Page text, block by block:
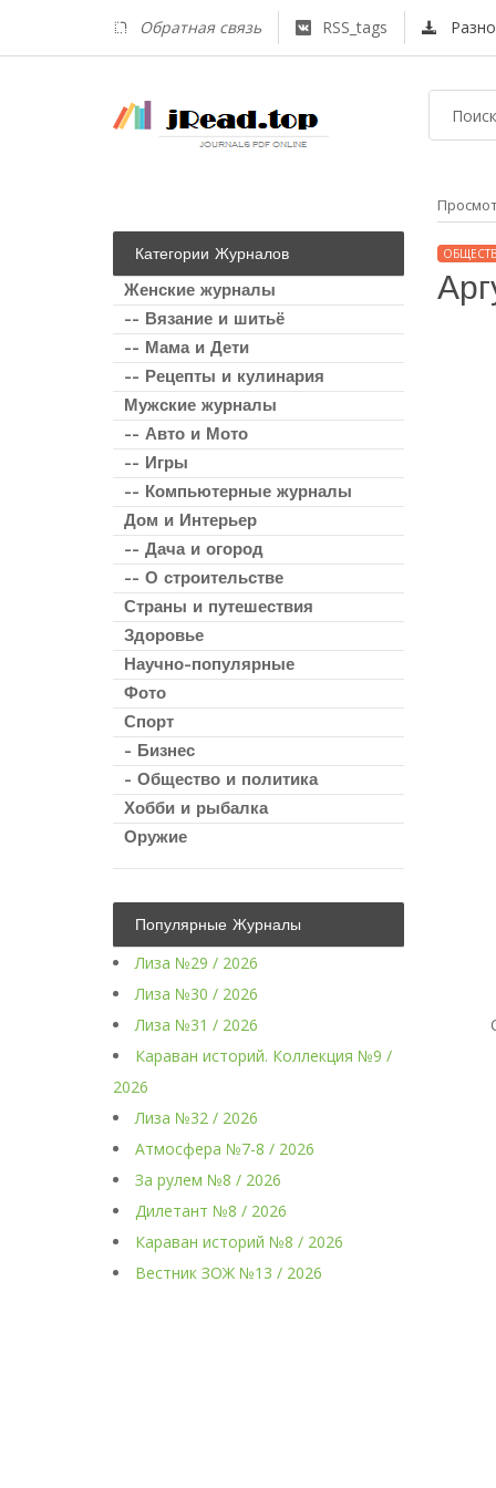
Обратная связь RSS_tags
Категории Журналов
Женские журналы
-- Вязание и шитьё
-- Мама и Дети
-- Рецепты и кулинария
Мужские журналы
-- Авто и Мото
-- Игры
-- Компьютерные журналы
Дом и Интерьер
-- Дача и огород
-- О строительстве
Страны и путешествия
Здоровье
Научно-популярные
Фото
Спорт
- Бизнес
- Общество и политика
Хобби и рыбалка
Оружие
Популярные Журналы
Лиза №29 / 2026
Лиза №30 / 2026
Лиза №31 / 2026
Караван историй. Коллекция №9 /
2026
Лиза №32 / 2026
Атмосфера №7-8 / 2026
За рулем №8 / 2026
Дилетант №8 / 2026
Караван историй №8 / 2026
Вестник ЗОЖ №13 / 2026